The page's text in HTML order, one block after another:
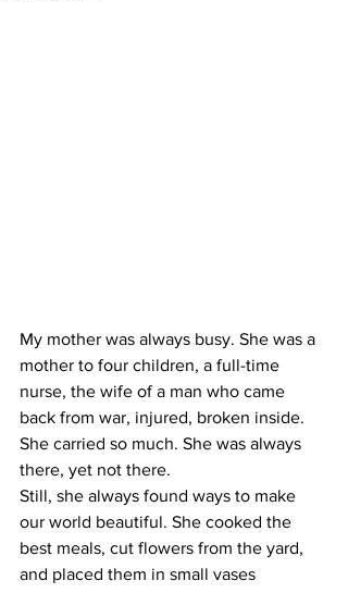
My mother was always busy. She was a
mother to four children, a full-time
nurse, the wife of a man who came
back from war, injured, broken inside.
She carried so much. She was always
there, yet not there.
Still, she always found ways to make
our world beautiful. She cooked the
best meals, cut flowers from the yard,
and placed them in small vases